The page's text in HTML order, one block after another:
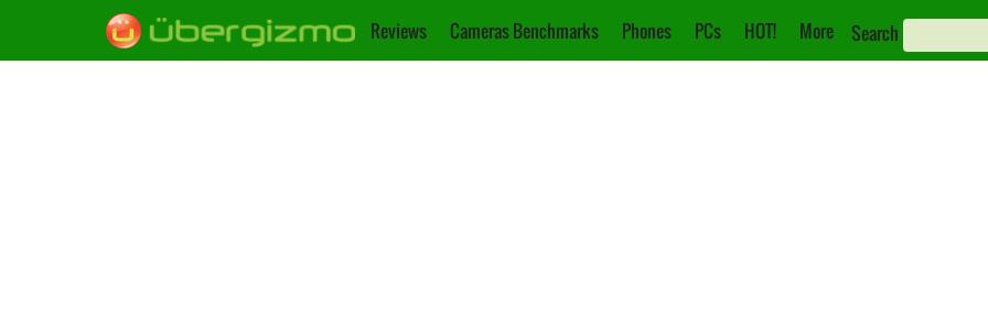
Reviews Cameras Benchmarks Phones PCs HOT! More Search